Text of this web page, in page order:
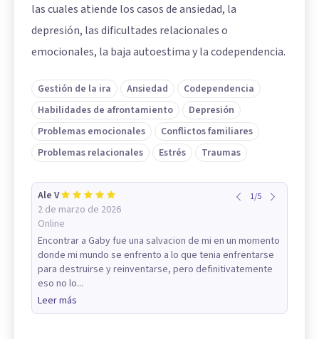
las cuales atiende los casos de ansiedad, la
depresión, las dificultades relacionales o
emocionales, la baja autoestima y la codependencia.
Gestión de la ira Ansiedad
Codependencia
Habilidades de afrontamiento
Depresión
Problemas emocionales
Conflictos familiares
Problemas relacionales
Estrés Traumas
Ale V
2 de marzo de 2026
Online
1/5
Encontrar a Gaby fue una salvacion de mi en un momento
donde mi mundo se enfrento a lo que tenia enfrentarse
para destruirse y reinventarse, pero definitivatemente
eso no lo...
Leer más